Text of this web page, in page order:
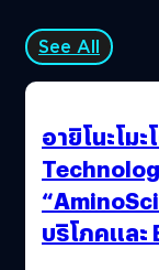
See All
อายิโนะโม
บริโภคและ